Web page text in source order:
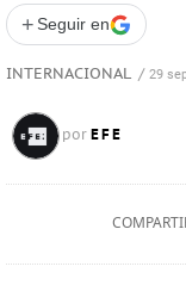
+ Seguir en
INTERNACIONAL / 29
por EFE